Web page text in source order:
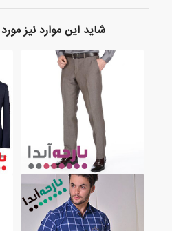
شاید این موارد نیز